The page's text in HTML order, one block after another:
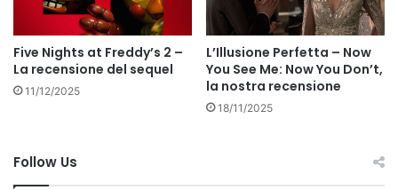
Five Nights at Freddy’s 2 –
La recensione del sequel
11/12/2025
L’Illusione Perfetta – Now
You See Me: Now You Don’t,
la nostra recensione
18/11/2025
Follow Us